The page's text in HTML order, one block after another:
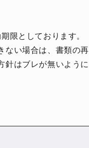
限としております。
ない場合は、書類の再
針はブレが無いように